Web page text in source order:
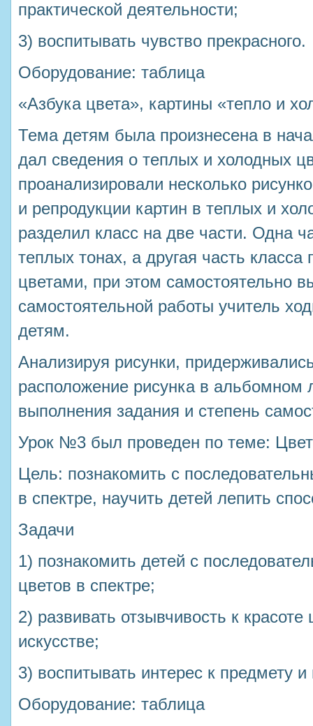
практической деятельности;
3) воспитывать чувство прекрасного.
Оборудование: таблица
«Азбука цвета», картины «тепло и
Тема детям была произнесена в
дал сведения о теплых и холодных
проанализировали несколько
и репродукции картин в теплых и
разделил класс на две части. Одна
теплых тонах, а другая часть
цветами, при этом самостоятельно
самостоятельной работы учитель
детям.
Анализируя рисунки,
расположение рисунка в альбомном
выполнения задания и степень
Урок №3 был проведен по теме:
Цель: познакомить с
в спектре, научить детей лепить
Задачи
1) познакомить детей с
цветов в спектре;
2) развивать отзывчивость к
искусстве;
3) воспитывать интерес к предмету
Оборудование: таблица